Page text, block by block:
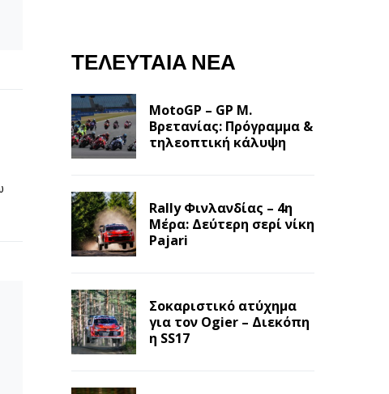
ΤΕΛΕΥΤΑΊΑ ΝΈΑ
MotoGP – GP Μ.
Βρετανίας: Πρόγραμμα &
τηλεοπτική κάλυψη
Rally Φινλανδίας – 4η
Μέρα: Δεύτερη σερί νίκη
Pajari
Σοκαριστικό ατύχημα
για τον Ogier – Διεκόπη
η SS17